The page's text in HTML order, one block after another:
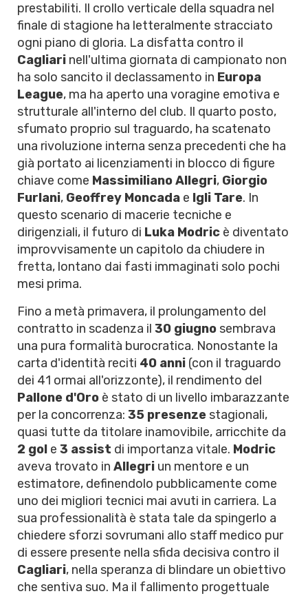
prestabiliti. Il crollo verticale della squadra nel
finale di stagione ha letteralmente stracciato
ogni piano di gloria. La disfatta contro il
Cagliari nell'ultima giornata di campionato non
ha solo sancito il declassamento in Europa
League, ma ha aperto una voragine emotiva e
strutturale all'interno del club. Il quarto posto,
sfumato proprio sul traguardo, ha scatenato
una rivoluzione interna senza precedenti che ha
già portato ai licenziamenti in blocco di figure
chiave come Massimiliano Allegri, Giorgio
Furlani, Geoffrey Moncada e Igli Tare. In
questo scenario di macerie tecniche e
dirigenziali, il futuro di Luka Modric è diventato
improvvisamente un capitolo da chiudere in
fretta, lontano dai fasti immaginati solo pochi
mesi prima.
Fino a metà primavera, il prolungamento del
contratto in scadenza il 30 giugno sembrava
una pura formalità burocratica. Nonostante la
carta d'identità reciti 40 anni (con il traguardo
dei 41 ormai all'orizzonte), il rendimento del
Pallone d'Oro è stato di un livello imbarazzante
per la concorrenza: 35 presenze stagionali,
quasi tutte da titolare inamovibile, arricchite da
2 gol e 3 assist di importanza vitale. Modric
aveva trovato in Allegri un mentore e un
estimatore, definendolo pubblicamente come
uno dei migliori tecnici mai avuti in carriera. La
sua professionalità è stata tale da spingerlo a
chiedere sforzi sovrumani allo staff medico pur
di essere presente nella sfida decisiva contro il
Cagliari, nella speranza di blindare un obiettivo
che sentiva suo. Ma il fallimento progettuale